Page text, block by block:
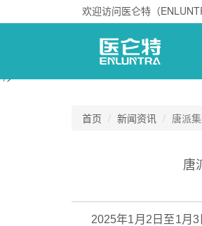
"/>
欢迎访问医仑特（
首页 新闻资讯 唐派
唐
2025年1月2日至1月